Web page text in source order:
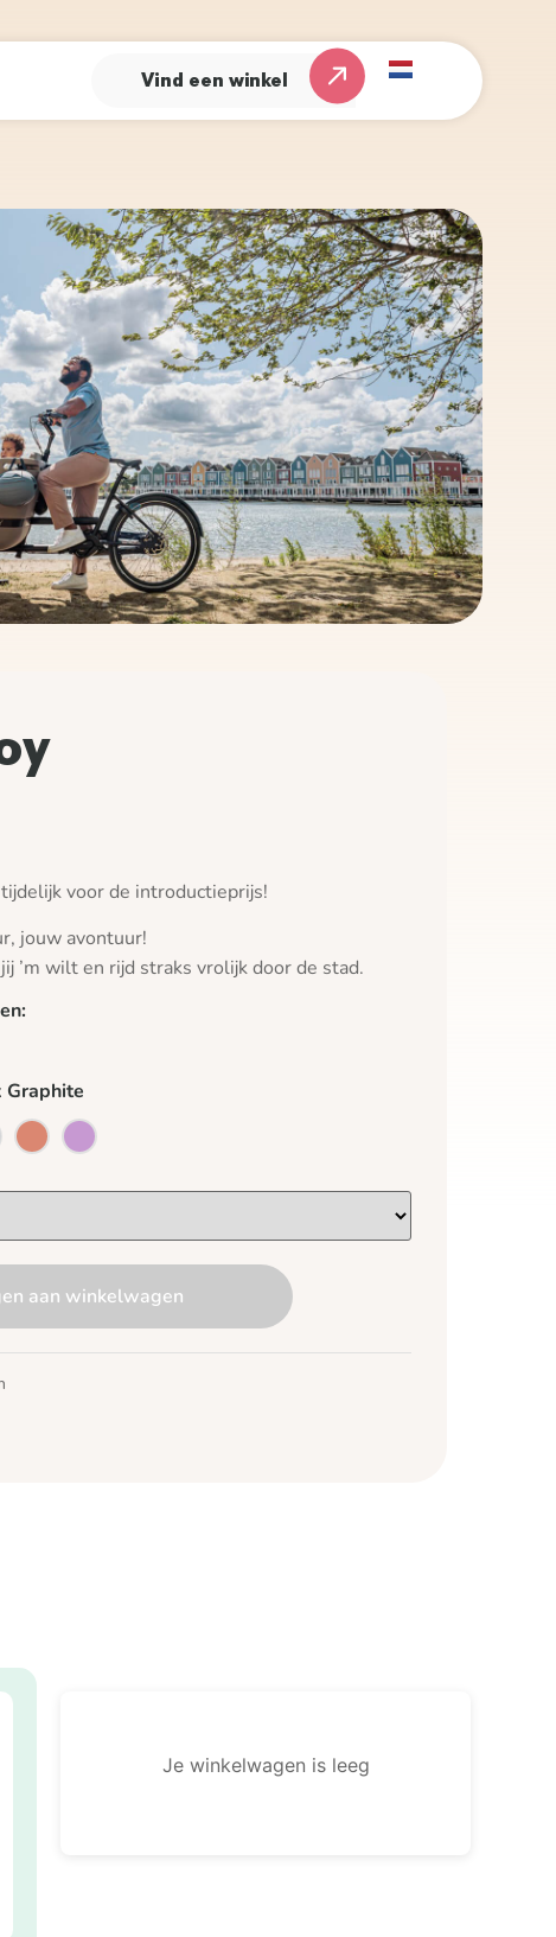
Vind een winkel
voor de introductieprijs!
jouw avontuur!
’m wilt en rijd straks vrolijk door de stad.
Graphite
aan winkelwagen
Je winkelwagen is leeg